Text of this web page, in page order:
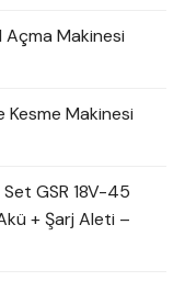
Açma Makinesi
Kesme Makinesi
GSR 18V-45
+ Şarj Aleti –